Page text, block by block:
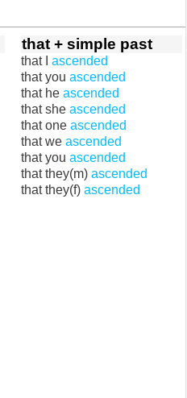
that + simple past
that I ascended
that you ascended
that he ascended
that she ascended
that one ascended
that we ascended
that you ascended
that they(m) ascended
that they(f) ascended